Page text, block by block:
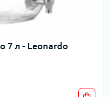
7 л - Leonardo